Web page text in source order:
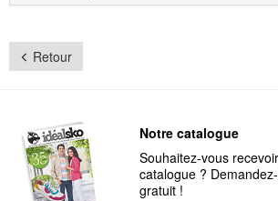
Retour
Notre catalogue
Souhaitez-vous
catalogue ?
gratuit !